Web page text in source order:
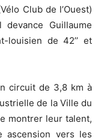
Club de l’Ouest)
Guillaume
louisien de 42’’ et
circuit de 3,8 km à
de la Ville du
montrer leur talent,
ascension vers les